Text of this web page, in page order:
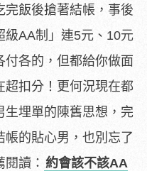
飯後搶著結帳，事後
級AA制」連5元、10元
各的，但都給你做面
超扣分！更何況現在都
生埋單的陳舊思想，完
的貼心男，也別忘了
讀： 約會該不該AA